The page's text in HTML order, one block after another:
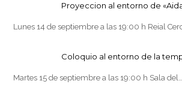
Proyeccion al entorno de
Lunes 14 de septiembre a las 19:00 h Reial
Coloquio al entorno de la
Martes 15 de septiembre a las 19:00 h Sala del…